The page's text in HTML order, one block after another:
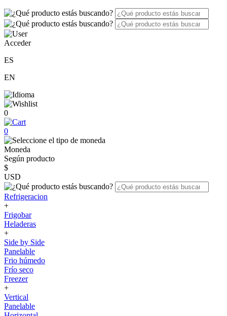
Acceder
ES
EN
0
0
Moneda
Según producto
$
USD
Refrigeracion
+
Frigobar
Heladeras
+
Side by Side
Panelable
Frio húmedo
Frío seco
Freezer
+
Vertical
Panelable